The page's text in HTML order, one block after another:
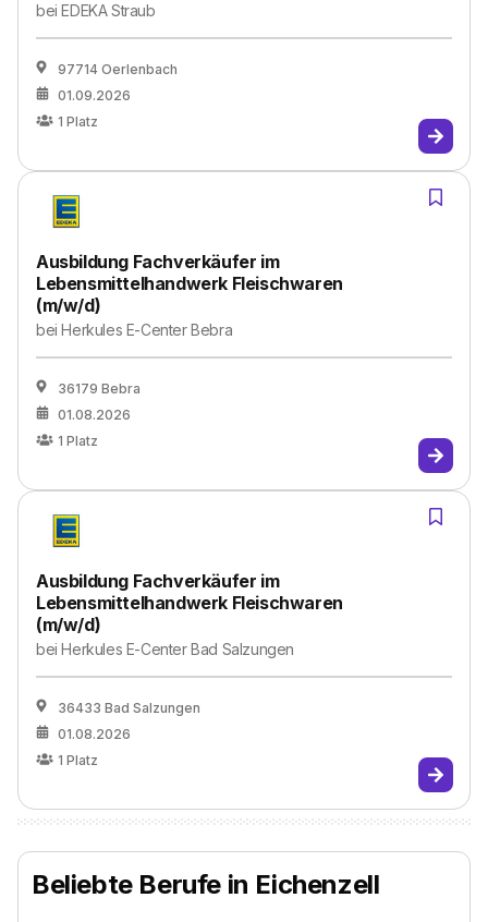
beiEDEKA Straub
97714 Oerlenbach
01.09.2026
1 Platz
Ausbildung Fachverkäufer im
Lebensmittelhandwerk Fleischwaren
(m/w/d)
beiHerkules E-Center Bebra
36179 Bebra
01.08.2026
1 Platz
Ausbildung Fachverkäufer im
Lebensmittelhandwerk Fleischwaren
(m/w/d)
beiHerkules E-Center Bad Salzungen
36433 Bad Salzungen
01.08.2026
1 Platz
Beliebte Berufe in Eichenzell